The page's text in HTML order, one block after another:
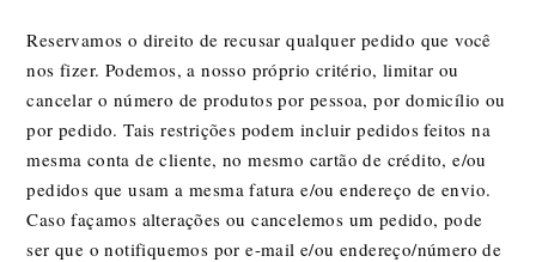
Reservamos o direito de recusar qualquer pedido que você
nos fizer. Podemos, a nosso próprio critério, limitar ou
cancelar o número de produtos por pessoa, por domicílio ou
por pedido. Tais restrições podem incluir pedidos feitos na
mesma conta de cliente, no mesmo cartão de crédito, e/ou
pedidos que usam a mesma fatura e/ou endereço de envio.
Caso façamos alterações ou cancelemos um pedido, pode
ser que o notifiquemos por e-mail e/ou endereço/número de